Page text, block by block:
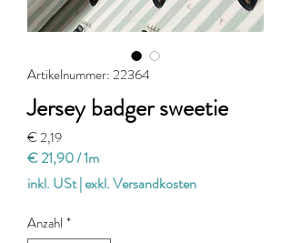
Artikelnummer: 22364
Jersey badger sweetie
€ 2,19Preis
€ 21,90/1m
€ 21,90
pro
1
Meter
inkl. USt|exkl. Versandkosten
Anzahl *